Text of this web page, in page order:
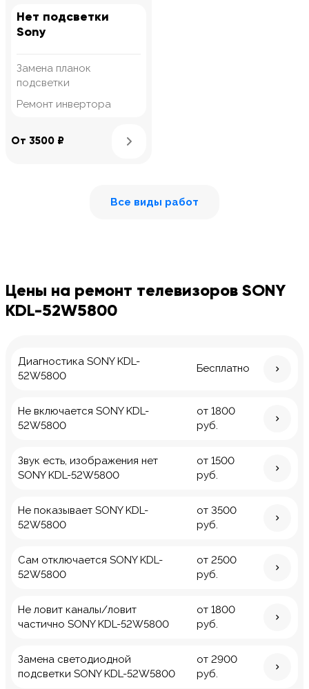
Нет подсветки
Sony
Замена планок
подсветки
Ремонт инвертора
От 3500 ₽
Все виды работ
Цены на ремонт телевизоров SONY
KDL-52W5800
Диагностика SONY KDL-
52W5800
Бесплатно
Не включается SONY KDL-
52W5800
от 1800
руб.
Звук есть, изображения нет
SONY KDL-52W5800
от 1500
руб.
Не показывает SONY KDL-
52W5800
от 3500
руб.
Сам отключается SONY KDL-
52W5800
от 2500
руб.
Не ловит каналы/ловит
частично SONY KDL-52W5800
от 1800
руб.
Замена светодиодной
подсветки SONY KDL-52W5800
от 2900
руб.